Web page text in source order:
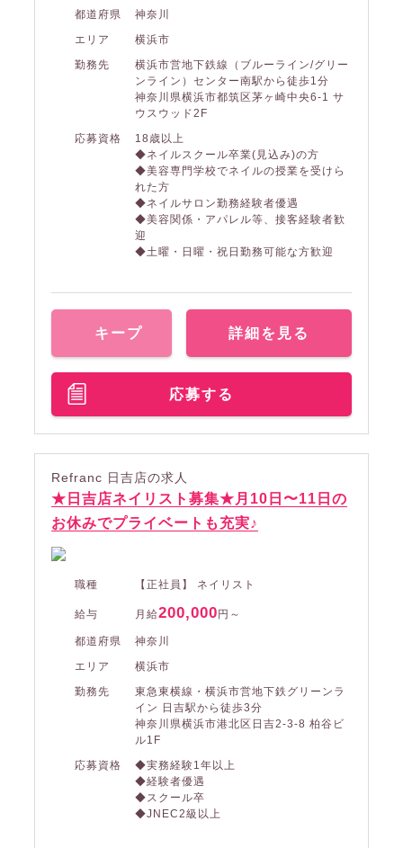
都道府県
神奈川
エリア
横浜市
勤務先
横浜市営地下鉄線（ブルーライン/グリー
ンライン）センター南駅から徒歩1分
神奈川県横浜市都筑区茅ヶ崎中央6-1 サ
ウスウッド2F
応募資格
18歳以上
◆ネイルスクール卒業(見込み)の方
◆美容専門学校でネイルの授業を受けら
れた方
◆ネイルサロン勤務経験者優遇
◆美容関係・アパレル等、接客経験者歓
迎
◆土曜・日曜・祝日勤務可能な方歓迎
キープ 詳細を見る
応募する
Refranc 日吉店の求人
★日吉店ネイリスト募集★月10日〜11日の
お休みでプライベートも充実♪
職種 【正社員】 ネイリスト
給与 月給200,000 円～
都道府県
神奈川
エリア
横浜市
勤務先
東急東横線・横浜市営地下鉄グリーンラ
イン 日吉駅から徒歩3分
神奈川県横浜市港北区日吉2-3-8 柏谷ビ
ル1F
応募資格
◆実務経験1年以上
◆経験者優遇
◆スクール卒
◆JNEC2級以上